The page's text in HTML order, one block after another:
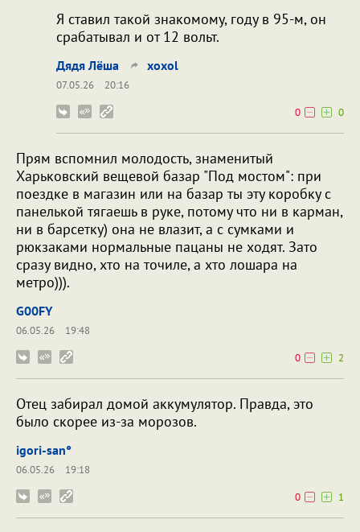
Я ставил такой знакомому, году в 95-м, он
срабатывал и от 12 вольт.
Дядя Лёша xoxol
07.05.26
20:16
0
0
Прям вспомнил молодость, знаменитый
Харьковский вещевой базар "Под мостом": при
поездке в магазин или на базар ты эту коробку с
панелькой тягаешь в руке, потому что ни в карман,
ни в барсетку) она не влазит, а с сумками и
рюкзаками нормальные пацаны не ходят. Зато
сразу видно, хто на точиле, а хто лошара на
метро))).
G00FY
06.05.26
19:48
0
2
Отец забирал домой аккумулятор. Правда, это
было скорее из-за морозов.
igori-san°
06.05.26
19:18
0
1